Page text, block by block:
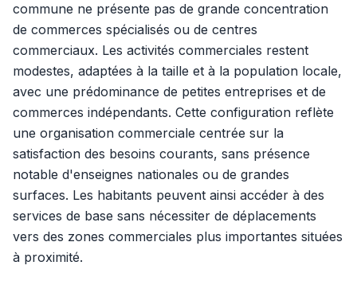
commune ne présente pas de grande concentration
de commerces spécialisés ou de centres
commerciaux. Les activités commerciales restent
modestes, adaptées à la taille et à la population locale,
avec une prédominance de petites entreprises et de
commerces indépendants. Cette configuration reflète
une organisation commerciale centrée sur la
satisfaction des besoins courants, sans présence
notable d'enseignes nationales ou de grandes
surfaces. Les habitants peuvent ainsi accéder à des
services de base sans nécessiter de déplacements
vers des zones commerciales plus importantes situées
à proximité.